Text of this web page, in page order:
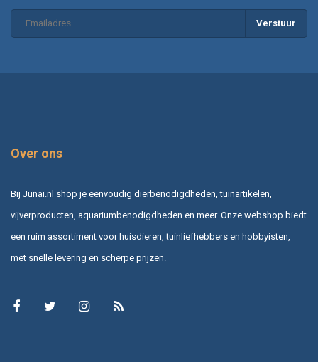
Verstuur
Over ons
Bij Junai.nl shop je eenvoudig dierbenodigdheden, tuinartikelen,
vijverproducten, aquariumbenodigdheden en meer. Onze webshop biedt
een ruim assortiment voor huisdieren, tuinliefhebbers en hobbyisten,
met snelle levering en scherpe prijzen.